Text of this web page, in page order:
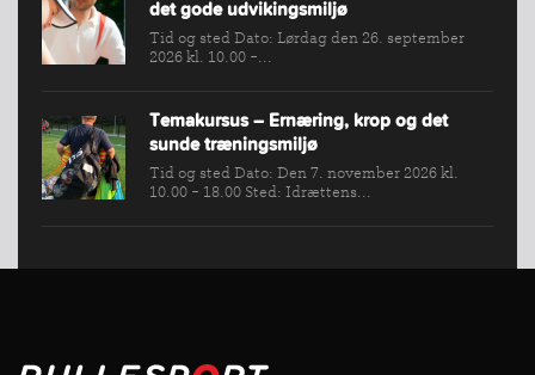
det gode udvikingsmiljø
Tid og sted Dato: Lørdag den 26. september
2026 kl. 10.00 -...
Temakursus – Ernæring, krop og det
sunde træningsmiljø
Tid og sted Dato: Den 7. november 2026 kl.
10.00 - 18.00 Sted: Idrættens...